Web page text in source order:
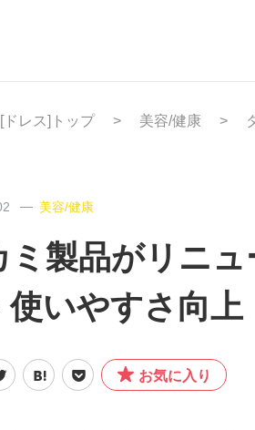
ドレス]トップ 美容/健康
美容/健康
ミ製品がリニ
使いやすさ向上
お気に入り